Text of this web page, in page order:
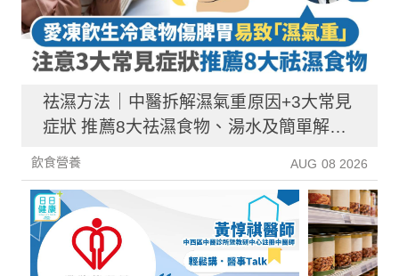
祛濕方法｜中醫拆解濕氣重原因+3大常見
症狀 推薦8大祛濕食物、湯水及簡單解決
方法！
飲食營養 AUG 08 2026